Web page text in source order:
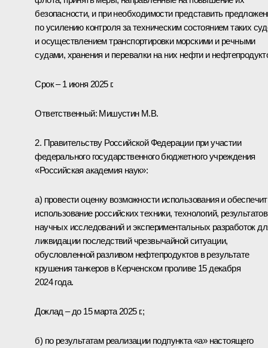
безопасности, и при необходимости представить
по усилению контроля за техническим состоянием таких
и осуществлением транспортировки морскими и речными
судами, хранения и перевалки на них нефти и
Срок – 1 июня 2025 г.
Ответственный: Мишустин М.В.
2. Правительству Российской Федерации при участии
федерального государственного бюджетного учреждения
«Российская академия наук»:
а) провести оценку возможности использования и
использование российских техники, технологий, результатов
научных исследований и экспериментальных разработок
ликвидации последствий чрезвычайной ситуации,
обусловленной разливом нефтепродуктов в результате
крушения танкеров в Керченском проливе 15 декабря
2024 года.
Доклад – до 15 марта 2025 г.;
б) по результатам реализации подпункта «а» настоящего